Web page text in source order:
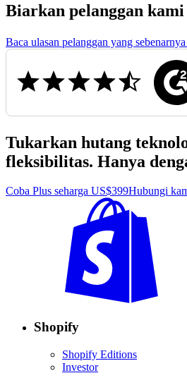
Biarkan pelanggan
Baca ulasan pelanggan yang
Tukarkan hutang
fleksibilitas. Hanya
Coba Plus seharga US$399Hubungi
Shopify
Shopify Editions
Investor